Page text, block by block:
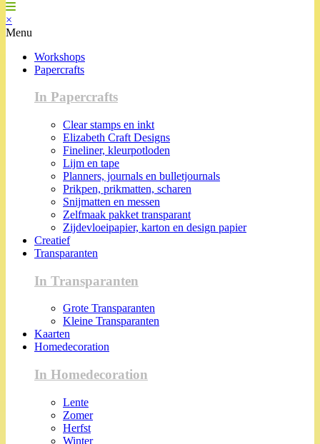
×
Menu
Workshops
Papercrafts
In Papercrafts
Clear stamps en inkt
Elizabeth Craft Designs
Fineliner, kleurpotloden
Lijm en tape
Planners, journals en bulletjournals
Prikpen, prikmatten, scharen
Snijmatten en messen
Zelfmaak pakket transparant
Zijdevloeipapier, karton en design papier
Creatief
Transparanten
In Transparanten
Grote Transparanten
Kleine Transparanten
Kaarten
Homedecoration
In Homedecoration
Lente
Zomer
Herfst
Winter